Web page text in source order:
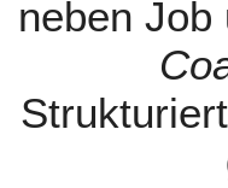
neben Job